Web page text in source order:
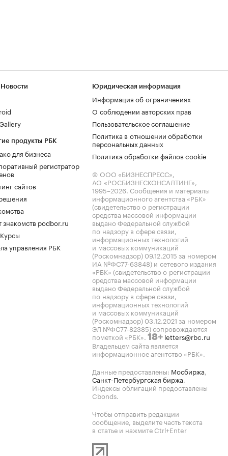
продукты РБК
для бизнеса
регистратор
сайтов
знакомств podbor.ru
управления РБК
Юридическая информация
Информация об ограничениях
О соблюдении авторских прав
Пользовательское соглашение
Политика в отношении обработки
персональных данных
Политика обработки файлов cookie
© ООО «БИЗНЕСПРЕСС»,
АО «РОСБИЗНЕСКОНСАЛТИНГ»,
1995–2026. Сообщения и материалы
информационного агентства «РБК»
(свидетельство о регистрации
средства массовой информации
выдано Федеральной службой
по надзору в сфере связи,
информационных технологий
и массовых коммуникаций
(Роскомнадзор) 09.12.2015 за номером
ИА №ФС77-63848) и сетевого издания
«РБК» (свидетельство о регистрации
средства массовой информации
выдано Федеральной службой
по надзору в сфере связи,
информационных технологий
и массовых коммуникаций
(Роскомнадзор) 03.12.2021 за номером
ЭЛ №ФС77-82385) сопровождаются
пометкой «РБК». 18+ letters@rbc.ru
Владельцем сайта является
информационное агентство «РБК».
Данные предоставлены: Мосбиржа,
Санкт-Петербургская биржа.
Индексы облигаций предоставлены
Cbonds.
Чтобы отправить редакции
сообщение, выделите часть текста
в статье и нажмите Ctrl+Enter